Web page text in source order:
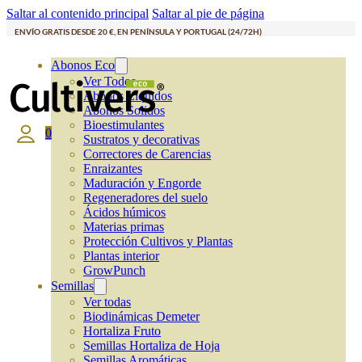
Saltar al contenido principal Saltar al pie de página
ENVÍO GRATIS DESDE 20 €, EN PENÍNSULA Y PORTUGAL (24/72H)
Abonos Eco
Ver Todos
Abonos Líquidos
Abonos Solidos
Bioestimulantes
Sustratos y decorativas
Correctores de Carencias
Enraizantes
Maduración y Engorde
Regeneradores del suelo
Ácidos húmicos
Materias primas
Protección Cultivos y Plantas
Plantas interior
GrowPunch
Semillas
Ver todas
Biodinámicas Demeter
Hortaliza Fruto
Semillas Hortaliza de Hoja
0